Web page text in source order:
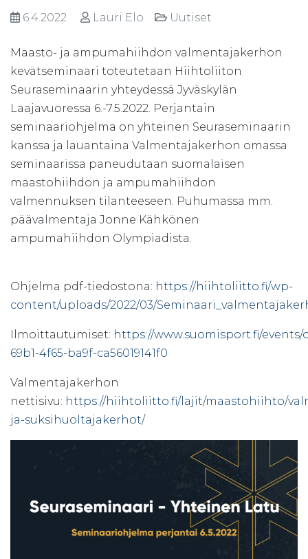
6.4.2022 Lauri Elo Uutiset
Maasto- ja ampumahiihdon valmentajakerhon
kevätseminaari toteutetaan Hiihtoliiton
Seuraseminaarin yhteydessä Jyväskylän
Laajavuoressa 6.-7.5.2022. Perjantain
seminaariohjelma on yhteinen Seuraseminaarin
kanssa ja lauantaina Valmentajakerhon omassa
seminaarissa paneudutaan suomalaisen
maastohiihdon ja ampumahiihdon
valmennuksen tilanteeseen. Puhumassa mm.
päävalmentaja Jonne Kähkönen
ampumahiihdon Olympiadista.
Ohjelma pdf-tiedostona: https://hiihtoliitto.fi/wp-
content/uploads/2022/03/
Ilmoittautumiset: https://www.suomisport.fi/events/
69b1-4f65-ba9f-ca56019141f0
Valmentajakerhon
nettisivu: https://hiihtoliitto.fi/lajit/maastohiihto/
ja-suksihuoltajakerhot/